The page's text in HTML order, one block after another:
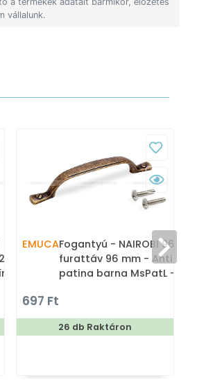
vállalunk.
-
EMUCAFogantyú - NAIROBI 96 -
furattáv 96 mm - Antik
patina barna MsPatL -
fém bútorfogantyú
697 Ft
26 db Raktáron